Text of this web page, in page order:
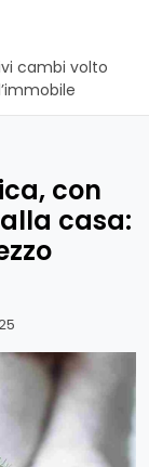
cambi volto
con
casa: